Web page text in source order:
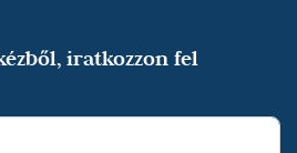
iratkozzon fel